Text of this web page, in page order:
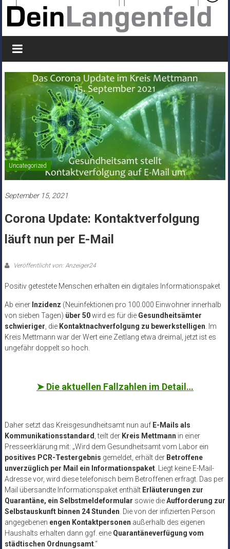
Uncategorized
September 15, 2021
Corona Update: Kontaktverfolgung
läuft nun per E-Mail
Veröffentlicht von: Anzeiger24
Positiv getestete Menschen erhalten ein digitales Informationspaket
Ab einer Inzidenz (Neuinfektionen pro 100.000 Einwohner innerhalb
von sieben Tagen) über 50wird es für die Gesundheitsämter
schwieriger, die Kontaktnachverfolgung zu bewerkstelligen. Im
Kreis Mettmann war der Wert eine Zeitlang etwa dreimal, jetzt ist es
ungefähr doppelt so hoch.
➤ Die aktuellen Fallzahlen im Detail…
Daher setzt das Kreisgesundheitsamt nun auf E-Mails als
Kommunikationsstandard, teilt der Kreis Mettmann in einer
Presseerklärung mit: „Wird dem Gesundheitsamt vom Labor ein
positives PCR-Testergebnis gemeldet, erhält der Betroffene
unverzüglich per Mail ein Informationspaket. Liegt keine E-Mail-
Adresse vor, wird diese telefonisch beim Betroffenen erfragt. Das per
Mail übersandte Informationspaket enthält Erläuterungen zur
Quarantäne, ein Selbstmeldeformular sowie dieAufforderung zur
Selbstauskunft binnen 24 Stunden. Die von der infizierten Person
angegebenen engen Kontaktpersonen außerhalb des eigenen
Haushalts erhalten dann ggf. eine Quarantäneverfügung vom
städtischen Ordnungsamt.“